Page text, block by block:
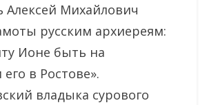
Алексей Михайлович
русским архиереям:
Ионе быть на
в Ростове».
владыка сурового